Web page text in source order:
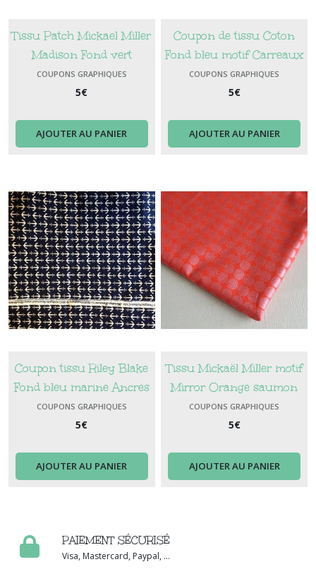
Tissu Patch Mickael Miller
Madison Fond vert
COUPONS GRAPHIQUES
5€
AJOUTER AU PANIER
Coupon de tissu Coton
Fond bleu motif Carreaux
COUPONS GRAPHIQUES
5€
AJOUTER AU PANIER
Coupon tissu Riley Blake
Fond bleu marine Ancres
blanches
COUPONS GRAPHIQUES
5€
AJOUTER AU PANIER
Tissu Mickaël Miller motif
Mirror Orange saumon
COUPONS GRAPHIQUES
5€
AJOUTER AU PANIER
PAIEMENT SÉCURISÉ
Visa, Mastercard, Paypal, ...